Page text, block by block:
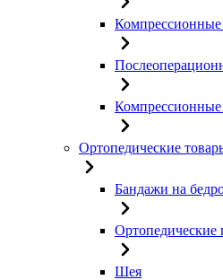
Компрессионные
Ортопедические
Бандажи на
Шея